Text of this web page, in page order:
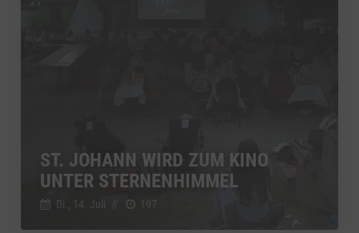
ST. JOHANN WIRD ZUM KINO
UNTER STERNENHIMMEL
Di., 14. Juli // 197